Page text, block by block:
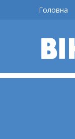
Головна